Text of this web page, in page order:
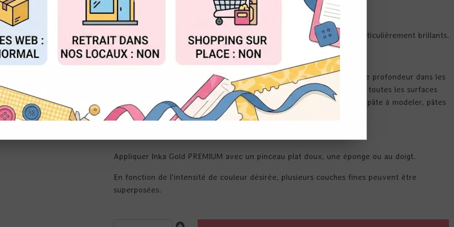
Réf. :123590670
Inka Gold PREMIUM est une pâte fine pour des effets métalliques particulièrement brillants.
old silver, tube de 40 ml
Développé avec la nano- technologie pour plus de brillance et plus de profondeur dans les
couleurs; à base de pigments de haute qualité pour des créations sur toutes les surfaces
absorbantes ou poreuses comme le papier, la toile, le carton, le bois, pâte à modeler, pâtes
de structure et béton.
Appliquer Inka Gold PREMIUM avec un pinceau plat doux, une éponge ou au doigt.
En fonction de l'intensité de couleur désirée, plusieurs couches fines peuvent être
superposées.
ACCEPTER TOUT